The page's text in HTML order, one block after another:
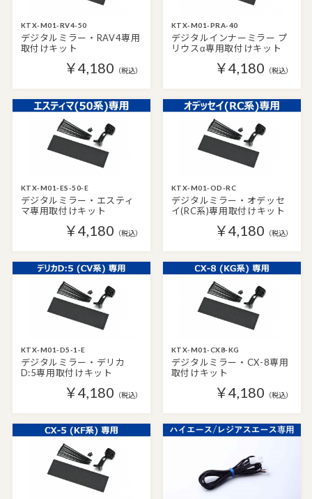
KTX-M01-RV4-50
デジタルミラー・RAV4専用
取付けキット
￥4,180 （税込）
KTX-M01-PRA-40
デジタルインナーミラー プ
リウスα専用取付けキット
￥4,180 （税込）
KTX-M01-ES-50-E
デジタルミラー・エスティ
マ専用取付けキット
￥4,180 （税込）
KTX-M01-OD-RC
デジタルミラー・オデッセ
イ(RC系)専用取付けキット
￥4,180 （税込）
KTX-M01-D5-1-E
デジタルミラー・デリカ
D:5専用取付けキット
￥4,180 （税込）
KTX-M01-CX8-KG
デジタルミラー・CX-8専用
取付けキット
￥4,180 （税込）